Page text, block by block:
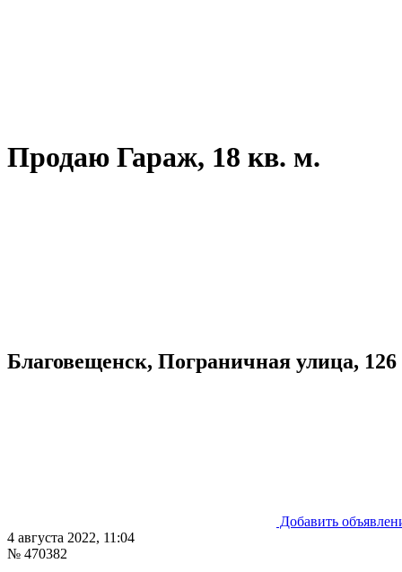
Продаю Гараж, 18 кв. м.
Благовещенск, Пограничная улица, 126
Добавить
4 августа 2022, 11:04
№ 470382